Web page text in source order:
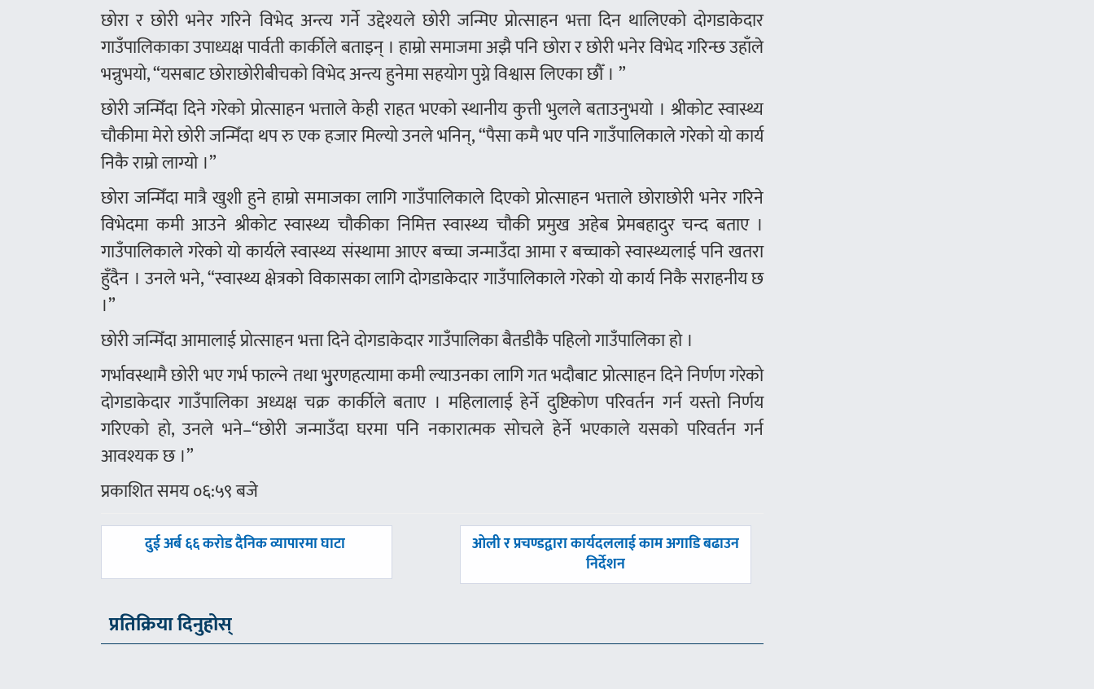
छोरा र छोरी भनेर गरिने विभेद अन्त्य गर्ने उद्देश्यले छोरी जन्मिए प्रोत्साहन भत्ता दिन थालिएको दोगडाकेदार
गाउँपालिकाका उपाध्यक्ष पार्वती कार्कीले बताइन् । हाम्रो समाजमा अझै पनि छोरा र छोरी भनेर विभेद गरिन्छ उहाँले
भन्नुभयो, “यसबाट छोराछोरीबीचको विभेद अन्त्य हुनेमा सहयोग पुग्ने विश्वास लिएका छौँ । ”
छोरी जन्मिँदा दिने गरेको प्रोत्साहन भत्ताले केही राहत भएको स्थानीय कुत्ती भुलले बताउनुभयो । श्रीकोट स्वास्थ्य
चौकीमा मेरो छोरी जन्मिँदा थप रु एक हजार मिल्यो उनले भनिन्, “पैसा कमै भए पनि गाउँपालिकाले गरेको यो कार्य
निकै राम्रो लाग्यो ।”
छोरा जन्मिँदा मात्रै खुशी हुने हाम्रो समाजका लागि गाउँपालिकाले दिएको प्रोत्साहन भत्ताले छोराछोरी भनेर गरिने
विभेदमा कमी आउने श्रीकोट स्वास्थ्य चौकीका निमित्त स्वास्थ्य चौकी प्रमुख अहेब प्रेमबहादुर चन्द बताए ।
गाउँपालिकाले गरेको यो कार्यले स्वास्थ्य संस्थामा आएर बच्चा जन्माउँदा आमा र बच्चाको स्वास्थ्यलाई पनि खतरा
हुँदैन । उनले भने, “स्वास्थ्य क्षेत्रको विकासका लागि दोगडाकेदार गाउँपालिकाले गरेको यो कार्य निकै सराहनीय छ
।”
छोरी जन्मिँदा आमालाई प्रोत्साहन भत्ता दिने दोगडाकेदार गाउँपालिका बैतडीकै पहिलो गाउँपालिका हो ।
गर्भावस्थामै छोरी भए गर्भ फाल्ने तथा भु्रणहत्यामा कमी ल्याउनका लागि गत भदौबाट प्रोत्साहन दिने निर्णण गरेको
दोगडाकेदार गाउँपालिका अध्यक्ष चक्र कार्कीले बताए । महिलालाई हेर्ने दुष्टिकोण परिवर्तन गर्न यस्तो निर्णय
गरिएको हो, उनले भने–“छोरी जन्माउँदा घरमा पनि नकारात्मक सोचले हेर्ने भएकाले यसको परिवर्तन गर्न
आवश्यक छ ।”
प्रकाशित समय ०६:५९ बजे
पछिल्लाे
दुई अर्ब ६६ करोड दैनिक व्यापारमा घाटा
अघिल्लाे
ओली र प्रचण्डद्वारा कार्यदललाई काम अगाडि बढाउन
निर्देशन
प्रतिक्रिया दिनुहोस्